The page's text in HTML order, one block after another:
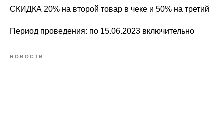
СКИДКА 20% на второй товар в чеке и 50% на третий
Период проведения: по 15.06.2023 включительно
НОВОСТИ